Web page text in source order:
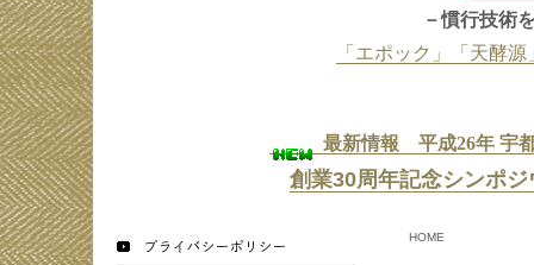
－慣行技術
「エポック」「天酵
最新情報 平成26年 宇
創業30周年記念シンポ
HOME